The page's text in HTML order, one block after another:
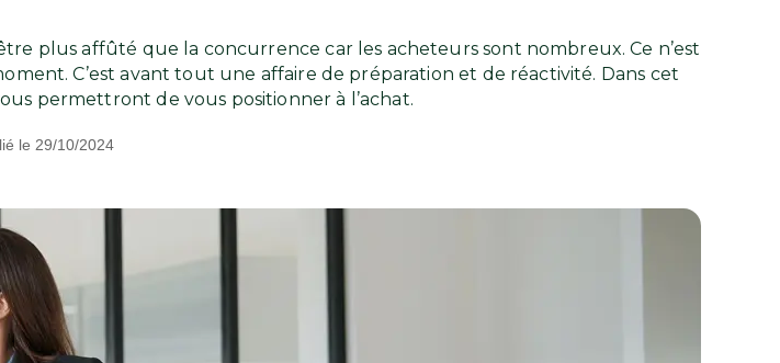
plus affûté que la concurrence car les acheteurs sont nombreux. Ce n’est
C’est avant tout une affaire de préparation et de réactivité. Dans cet
permettront de vous positionner à l’achat.
le 29/10/2024